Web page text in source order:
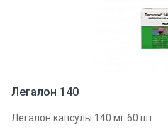
Легалон 140
Легалон капсулы 140 мг 60 шт.